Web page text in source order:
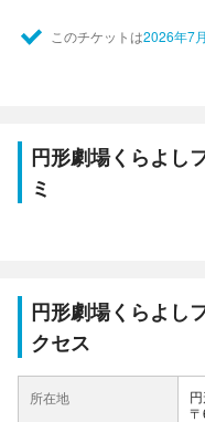
このチケットは2026年7
円形劇場くらよし
ミ
円形劇場くらよし
クセス
所在地